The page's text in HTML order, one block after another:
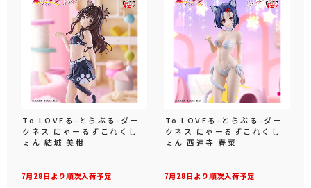
7月28日より順次入荷予定
To LOVEる-とらぶる-ダー
クネス にゃーるずこれくし
ょん 結城 美柑
7月28日より順次入荷予定
To LOVEる-とらぶる-ダー
クネス にゃーるずこれくし
ょん 西連寺 春菜